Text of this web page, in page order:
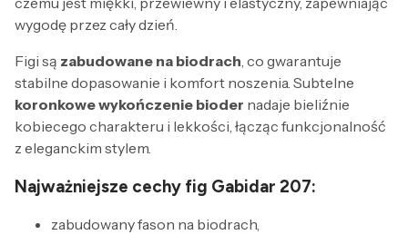
wygodę przez cały dzień.
Figi są zabudowane na biodrach, co gwarantuje
stabilne dopasowanie i komfort noszenia. Subtelne
koronkowe wykończenie bioder nadaje bieliźnie
kobiecego charakteru i lekkości, łącząc funkcjonalność
z eleganckim stylem.
Najważniejsze cechy fig Gabidar 207:
zabudowany fason na biodrach,